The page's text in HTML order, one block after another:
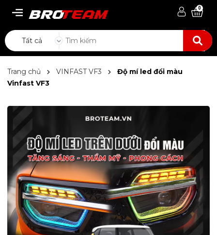
0
Tất cả
Trang chủ VINFAST VF3
Độ mí led đổi màu
Vinfast VF3